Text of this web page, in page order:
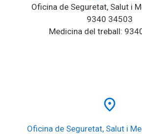
Oficina de Seguretat, Salut i
9340 34503
Medicina del treball:
place
Oficina de Seguretat, Salut i